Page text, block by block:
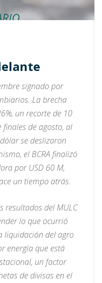
signado por
La brecha
un recorte de 10
finales de agosto, al
se deslizaron
el BCRA finalizó
por USD 60 M,
un tiempo atrás.
resultados del MULC
lo que ocurrió
liquidación del agro
energía que está
un factor
de divisas en el